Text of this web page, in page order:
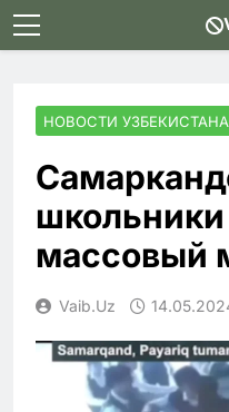
Skip
to
НОВОСТИ УЗБЕКИСТАНА
массовый
Vaib.uz